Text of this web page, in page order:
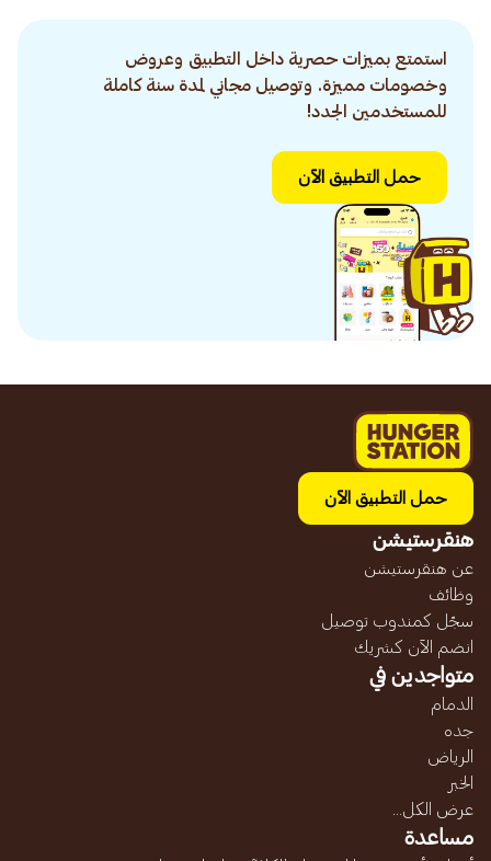
استمتع بميزات حصرية داخل التطبيق وعروض
وخصومات مميزة. وتوصيل مجاني لمدة سنة كاملة
للمستخدمين الجدد!
حمل التطبيق الآن
حمل التطبيق الآن
هنقرستيشن
عن هنقرستيشن
وظائف
سجّل كمندوب توصيل
انضم الآن كشريك
متواجدين في
الدمام
جده
الرياض
الخبر
عرض الكل...
مساعدة